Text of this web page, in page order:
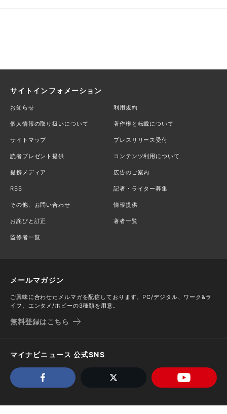
サイトインフォメーション
お知らせ 利用規約
個人情報の取り扱いについて 著作権と転載について
サイトマップ プレスリリース受付
読者プレゼント提供 コンテンツ利用について
提携メディア 広告のご案内
RSS 記者・ライター募集
その他、お問い合わせ 情報提供
お詫びと訂正 著者一覧
監修者一覧
メールマガジン
ご興味に合わせたメルマガを配信しております。PC/デジタル、ワーク&ラ
イフ、エンタメ/ホビーの3種類を用意。
無料登録はこちら
マイナビニュース 公式SNS